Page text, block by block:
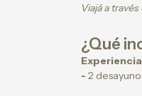
Viajá a
¿Qué
- 2